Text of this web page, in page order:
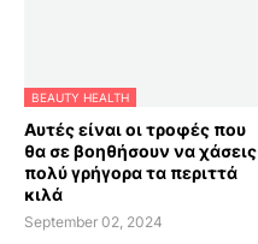
BEAUTY HEALTH
Αυτές είναι οι τροφές που
θα σε βοηθήσουν να χάσεις
πολύ γρήγορα τα περιττά
κιλά
September 02, 2024